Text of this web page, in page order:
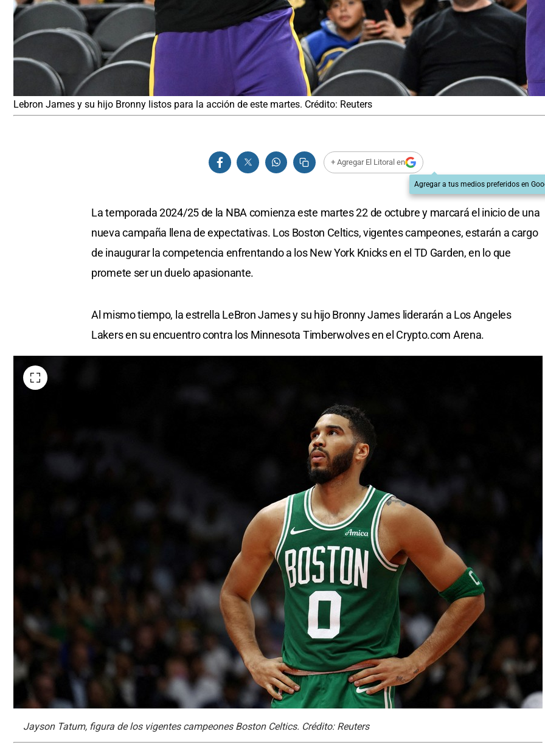
Lebron James y su hijo Bronny listos para la acción de este martes. Crédito: Reuters
+ Agregar El Litoral en
Agregar a tus medios preferidos en
La temporada 2024/25 de la NBA comienza este martes 22 de octubre y marcará el inicio de una
nueva campaña llena de expectativas. Los Boston Celtics, vigentes campeones, estarán a cargo
de inaugurar la competencia enfrentando a los New York Knicks en el TD Garden, en lo que
promete ser un duelo apasionante.
Al mismo tiempo, la estrella LeBron James y su hijo Bronny James liderarán a Los Angeles
Lakers en su encuentro contra los Minnesota Timberwolves en el Crypto.com Arena.
Jayson Tatum, figura de los vigentes campeones Boston Celtics. Crédito: Reuters